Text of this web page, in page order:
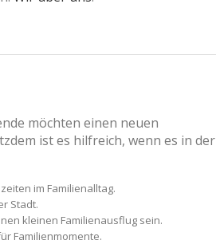
möchten einen neuen
ist es hilfreich, wenn es in der
im Familienalltag.
Stadt.
kleinen Familienausflug sein.
Familienmomente.